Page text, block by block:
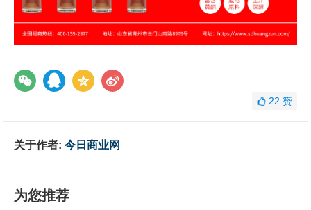
22 赞
关于作者:今日商业网
为您推荐